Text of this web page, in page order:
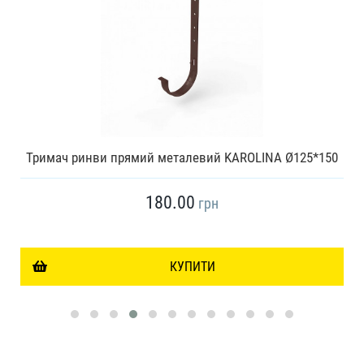
Тримач ринви прямий металевий KAROLINA Ø125*150
180.00 грн
КУПИТИ